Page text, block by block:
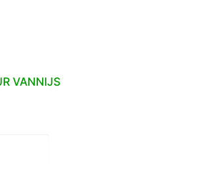
VANNIJS